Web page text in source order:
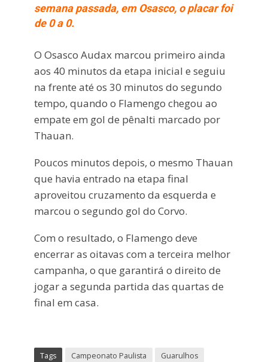
semana passada, em Osasco, o placar foi
de 0 a 0.
O Osasco Audax marcou primeiro ainda
aos 40 minutos da etapa inicial e seguiu
na frente até os 30 minutos do segundo
tempo, quando o Flamengo chegou ao
empate em gol de pênalti marcado por
Thauan.
Poucos minutos depois, o mesmo Thauan
que havia entrado na etapa final
aproveitou cruzamento da esquerda e
marcou o segundo gol do Corvo.
Com o resultado, o Flamengo deve
encerrar as oitavas com a terceira melhor
campanha, o que garantirá o direito de
jogar a segunda partida das quartas de
final em casa.
Tags Campeonato Paulista
Guarulhos